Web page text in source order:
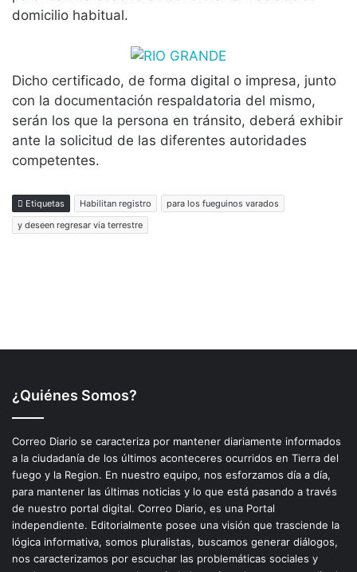
¿Quiénes Somos?
Correo Diario se caracteriza por mantener diariamente informados
a la ciudadanía de los últimos aconteceres ocurridos en Tierra del
fuego y la Region. En nuestro equipo, nos esforzamos día a día,
para mantener las últimas noticias y lo que está pasando a través
de nuestro portal digital. Correo Diario, es una Portal
independiente. Editorialmente posee una visión que trasciende la
lógica informativa, somos pluralistas, buscamos generar diálogos,
nos caracterizamos por escuchar las problemáticas sociales y